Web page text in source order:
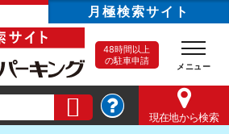
月極検索サイト
48時間以上
の駐車申請
現在地から検索